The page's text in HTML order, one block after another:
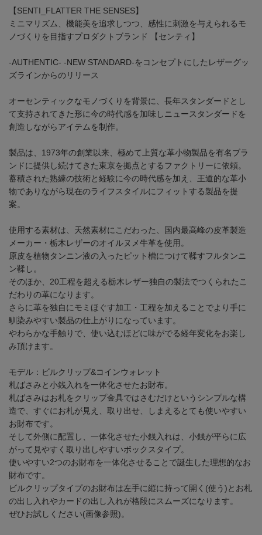
【SENTI_FLATTER THE SENSES】
ミニマリズム、機能美を追求しつつ、感性に刺激を与えられるモ
ノづくりを目指すプロダクトブランド 【センティ】
-AUTHENTIC- -NEW STANDARD-をコンセプトにしたレザーグッ
ズラインからのリリース
オーセンティックなモノづくりを背景に、長年スタンダードとし
て支持されてきた形に今の時代感を加味しニュースタンダードを
創造しながらアイテムを制作。
製品は、1973年の創業以来、極めて上質な革小物製品を有名ブラ
ンドに提供し続けてきた東京を拠点とするファクトリーに依頼。
蓄積された熟練の技術と経験に今の時代感を加え、王道的な革小
物でありながら現在のライフスタイルにフィットする製品を提
案。
使用する素材は、天然素材にこだわった、国内最高峰の皮革製造
メーカー・栃木レザーのオイルヌメ牛革を使用。
原皮を植物タンニン液の入ったピット槽につけて鞣すフルタンニ
ン鞣し。
そのほか、20工程を超える栃木レザー独自の製法でつくられたこ
だわりの革になります。
さらに革を独自にモミほぐす加工・工程を加えることでより手に
馴染みやすい製品の仕上がりになっています。
やわらかな手触りで、使い込むほどに味がでる経年変化をお楽し
み頂けます。
モデル：ビルクリップ&コインウォレット
札ばさみと小銭入れを一体化させたお財布。
札ばさみはお札をクリップ金具ではさむだけというシンプルな構
造で、すぐにお札が見え、取り出せ、しまえるとても使いやすい
お財布です。
そして外側に配置し、一体化させた小銭入れは、小銭が平らに広
がって見やすく取り出しやすいボックスタイプ。
使いやすい2つのお財布を一体化させることで誕生した理想的なお
財布です。
ビルクリップタイプのお財布は左手に縦に持って開く(使う)とお札
の出し入れやカードの出し入れが格段にスムーズになります。
ぜひお試しください(画像参照)。